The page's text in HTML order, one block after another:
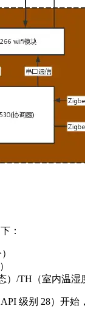
：
）/TH（室内温湿
级别 28）开